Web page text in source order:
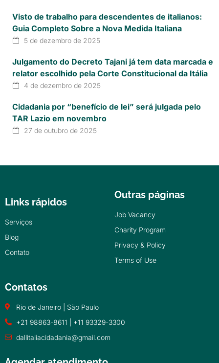
Visto de trabalho para descendentes de italianos:
Guia Completo Sobre a Nova Medida Italiana
5 de dezembro de 2025
Julgamento do Decreto Tajani já tem data marcada e
relator escolhido pela Corte Constitucional da Itália
4 de dezembro de 2025
Cidadania por “benefício de lei” será julgada pelo
TAR Lazio em novembro
27 de outubro de 2025
Links rápidos
Serviços
Blog
Contato
Outras páginas
Job Vacancy
Charity Program
Privacy & Policy
Terms of Use
Contatos
Rio de Janeiro | São Paulo
+21 98863-8611 | +11 93329-3300
dallitaliacidadania@gmail.com